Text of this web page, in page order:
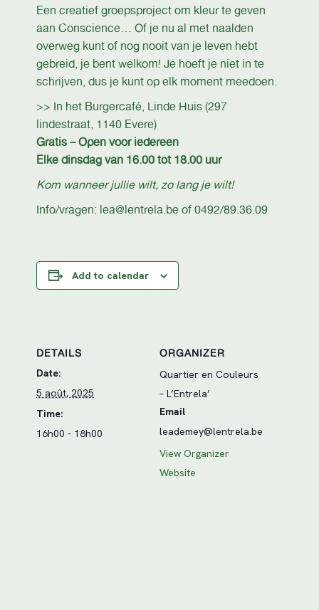
Een creatief groepsproject om kleur te geven
aan Conscience… Of je nu al met naalden
overweg kunt of nog nooit van je leven hebt
gebreid, je bent welkom! Je hoeft je niet in te
schrijven, dus je kunt op elk moment meedoen.
>> In het Burgercafé, Linde Huis (297
lindestraat, 1140 Evere)
Gratis – Open voor iedereen
Elke dinsdag van 16.00 tot 18.00 uur
Kom wanneer jullie wilt, zo lang je wilt!
Info/vragen: lea@lentrela.be of 0492/89.36.09
Add to calendar
DETAILS
Date:
5 août, 2025
Time:
16h00 - 18h00
ORGANIZER
Quartier en Couleurs
– L’Entrela’
Email
leademey@lentrela.be
View Organizer
Website